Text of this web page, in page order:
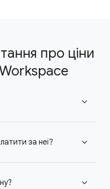
про ціни
expand_more
за неї? expand_more
expand_more